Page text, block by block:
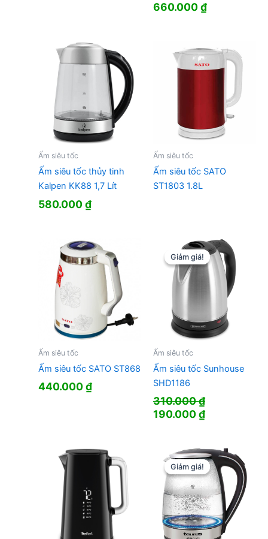
660.000₫
Ấm siêu tốc
Ấm siêu tốc thủy tinh
Kalpen KK88 1,7 Lít
580.000₫
Ấm siêu tốc
Ấm siêu tốc SATO
ST1803 1.8L
Ấm siêu tốc
Ấm siêu tốc SATO ST868
440.000₫
Giảm giá!
Giảm giá!
Ấm siêu tốc
Ấm siêu tốc Sunhouse
SHD1186
310.000₫
Giá
310.000 ₫.
190.000₫Giá
là:
190.000 ₫.
Giảm giá!
Giảm giá!